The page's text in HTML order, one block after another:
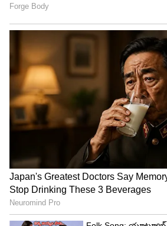
చేయలేకపోయాడు. గాయానికి మెరుగైన
తీసుకునేందుకు రెండో వన్డే
రోహిత్ శర్మ, పూర్తి ఫిట్‌నెస్